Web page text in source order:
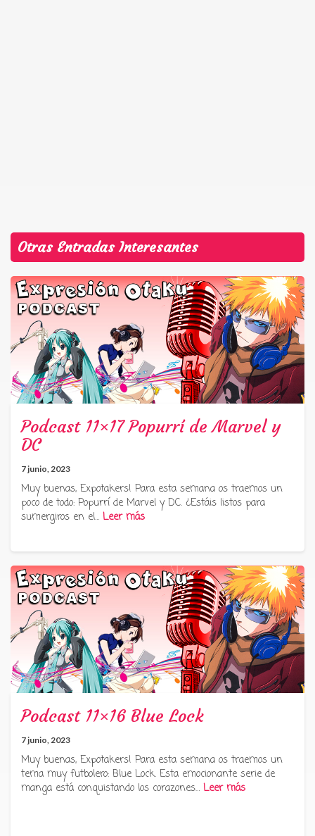
Otras Entradas Interesantes
Podcast 11×17 Popurrí de Marvel y
DC
7 junio, 2023
Muy buenas, Expotakers! Para esta semana os traemos un
poco de todo: Popurrí de Marvel y DC. ¿Estáis listos para
sumergiros en el… Leer más
Podcast 11×16 Blue Lock
7 junio, 2023
Muy buenas, Expotakers! Para esta semana os traemos un
tema muy futbolero: Blue Lock. Esta emocionante serie de
manga está conquistando los corazones… Leer más